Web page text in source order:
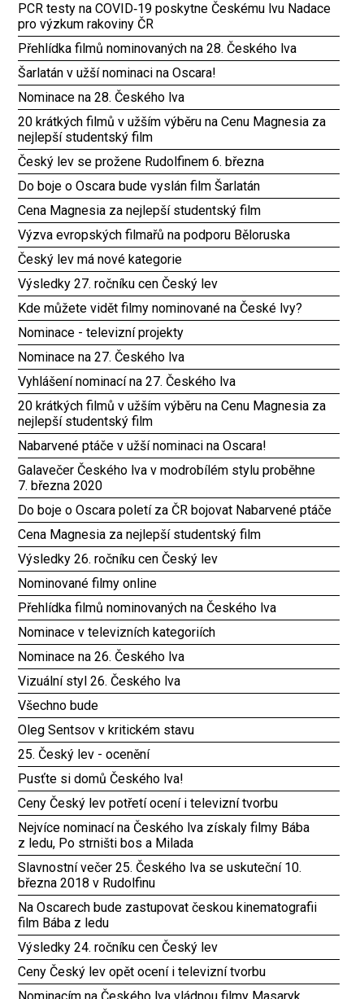
PCR testy na COVID‑19 poskytne Českému lvu Nadace
pro výzkum rakoviny ČR
Přehlídka filmů nominovaných na 28. Českého lva
Šarlatán v užší nominaci na Oscara!
Nominace na 28. Českého lva
20 krátkých filmů v užším výběru na Cenu Magnesia za
nejlepší studentský film
Český lev se prožene Rudolfinem 6. března
Do boje o Oscara bude vyslán film Šarlatán
Cena Magnesia za nejlepší studentský film
Výzva evropských filmařů na podporu Běloruska
Český lev má nové kategorie
Výsledky 27. ročníku cen Český lev
Kde můžete vidět filmy nominované na České lvy?
Nominace - televizní projekty
Nominace na 27. Českého lva
Vyhlášení nominací na 27. Českého lva
20 krátkých filmů v užším výběru na Cenu Magnesia za
nejlepší studentský film
Nabarvené ptáče v užší nominaci na Oscara!
Galavečer Českého lva v modrobílém stylu proběhne
7. března 2020
Do boje o Oscara poletí za ČR bojovat Nabarvené ptáče
Cena Magnesia za nejlepší studentský film
Výsledky 26. ročníku cen Český lev
Nominované filmy online
Přehlídka filmů nominovaných na Českého lva
Nominace v televizních kategoriích
Nominace na 26. Českého lva
Vizuální styl 26. Českého lva
Všechno bude
Oleg Sentsov v kritickém stavu
25. Český lev - ocenění
Pusťte si domů Českého lva!
Ceny Český lev potřetí ocení i televizní tvorbu
Nejvíce nominací na Českého lva získaly filmy Bába
z ledu, Po strništi bos a Milada
Slavnostní večer 25. Českého lva se uskuteční 10.
března 2018 v Rudolfinu
Na Oscarech bude zastupovat českou kinematografii
film Bába z ledu
Výsledky 24. ročníku cen Český lev
Ceny Český lev opět ocení i televizní tvorbu